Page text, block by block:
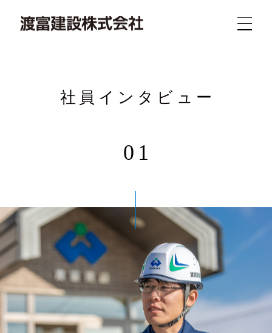
求人 実績 問合
写真
社員インタビュー
01